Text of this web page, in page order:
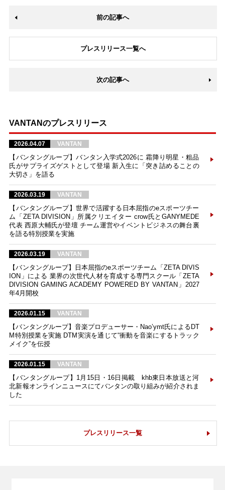
前の記事へ
プレスリリース一覧へ
次の記事へ
VANTANのプレスリリース
2026.04.07 VANTAN
【バンタングループ】バンタン入学式2026に 霜降り明星・粗品
氏がサプライズゲストとして登場 新入生に「突き詰めることの
大切さ」を語る
2026.03.19 VANTAN
【バンタングループ】世界で活躍する日本屈指のeスポーツチー
ム「ZETA DIVISION」所属クリエイター crow氏とGANYMEDE
代表 西原大輔氏が登壇 チーム運営やイベントビジネスの舞台裏
を語る特別授業を実施
2026.03.19 VANTAN
【バンタングループ】日本屈指のeスポーツチーム「ZETA DIVIS
ION」による 業界の次世代人材を育成する専門スクール「ZETA
DIVISION GAMING ACADEMY POWERED BY VANTAN」2027
年4月開校
2026.01.15 VANTAN
【バンタングループ】音楽プロデューサー・Nao’ymt氏によるDT
M特別授業を実施 DTM実演を通じて“衝動を音楽にするトラック
メイク”を伝授
2026.01.15 VANTAN
【バンタングループ】1月15日・16日掲載 khb東日本放送と河
北新報オンラインニュースにてバンタンの取り組みが紹介されま
した
プレスリリース一覧